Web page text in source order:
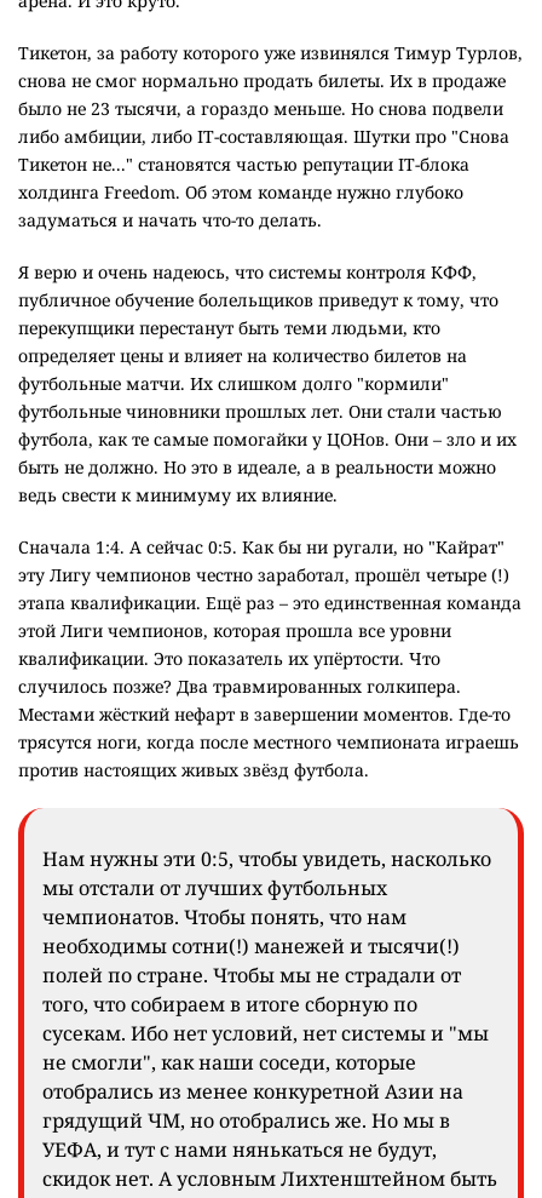
Тикетон, за работу которого уже извинялся Тимур Турлов,
снова не смог нормально продать билеты. Их в продаже
было не 23 тысячи, а гораздо меньше. Но снова подвели
либо амбиции, либо IT-составляющая. Шутки про "Снова
Тикетон не..." становятся частью репутации IT-блока
холдинга Freedom. Об этом команде нужно глубоко
задуматься и начать что-то делать.
Я верю и очень надеюсь, что системы контроля КФФ,
публичное обучение болельщиков приведут к тому, что
перекупщики перестанут быть теми людьми, кто
определяет цены и влияет на количество билетов на
футбольные матчи. Их слишком долго "кормили"
футбольные чиновники прошлых лет. Они стали частью
футбола, как те самые помогайки у ЦОНов. Они – зло и их
быть не должно. Но это в идеале, а в реальности можно
ведь свести к минимуму их влияние.
Сначала 1:4. А сейчас 0:5. Как бы ни ругали, но "Кайрат"
эту Лигу чемпионов честно заработал, прошёл четыре (!)
этапа квалификации. Ещё раз – это единственная команда
этой Лиги чемпионов, которая прошла все уровни
квалификации. Это показатель их упёртости. Что
случилось позже? Два травмированных голкипера.
Местами жёсткий нефарт в завершении моментов. Где-то
трясутся ноги, когда после местного чемпионата играешь
против настоящих живых звёзд футбола.
Нам нужны эти 0:5, чтобы увидеть, насколько
мы отстали от лучших футбольных
чемпионатов. Чтобы понять, что нам
необходимы сотни(!) манежей и тысячи(!)
полей по стране. Чтобы мы не страдали от
того, что собираем в итоге сборную по
сусекам. Ибо нет условий, нет системы и "мы
не смогли", как наши соседи, которые
отобрались из менее конкуретной Азии на
грядущий ЧМ, но отобрались же. Но мы в
УЕФА, и тут с нами нянькаться не будут,
скидок нет. А условным Лихтенштейном быть